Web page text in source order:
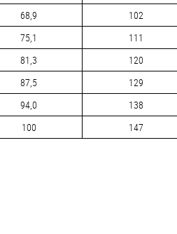
68,9 102
75,1 111
81,3 120
87,5 129
94,0 138
100 147